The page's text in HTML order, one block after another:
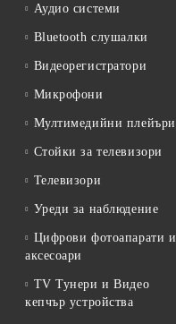
Аудио системи
Bluetooth слушалки
Видеорегистратори
Микрофони
Мултимедийни плейъри
Стойки за телевизори
Телевизори
Уреди за наблюдение
Цифрови фотоапарати и
аксесоари
TV Тунери и Видео
кепчър устройства